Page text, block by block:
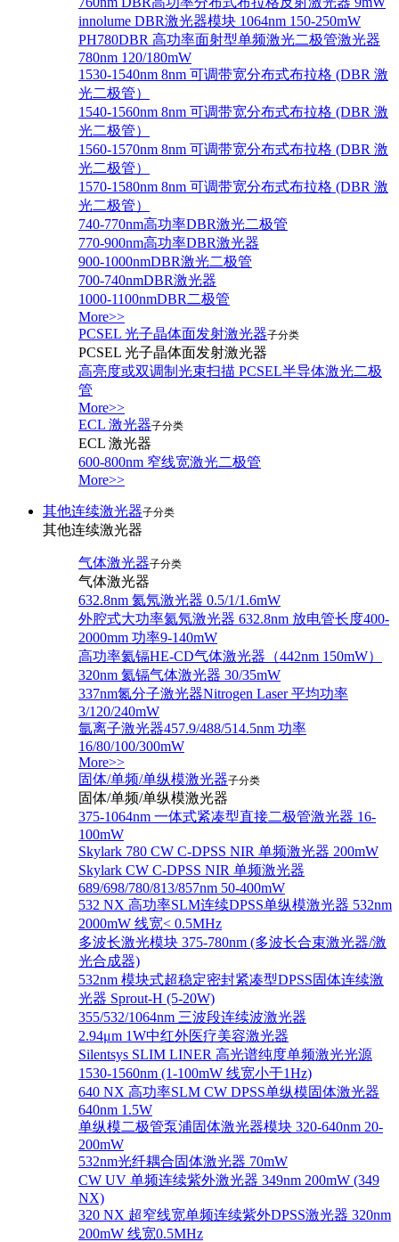
innolume DBR激光器模块 1064nm 150-250mW
PH780DBR 高功率面射型单频激光二极管激光器
780nm 120/180mW
1530-1540nm 8nm 可调带宽分布式布拉格 (DBR 激
光二极管）
1540-1560nm 8nm 可调带宽分布式布拉格 (DBR 激
光二极管）
1560-1570nm 8nm 可调带宽分布式布拉格 (DBR 激
光二极管）
1570-1580nm 8nm 可调带宽分布式布拉格 (DBR 激
光二极管）
740-770nm高功率DBR激光二极管
770-900nm高功率DBR激光器
900-1000nmDBR激光二极管
700-740nmDBR激光器
1000-1100nmDBR二极管
More>>
PCSEL 光子晶体面发射激光器子分类
PCSEL 光子晶体面发射激光器
高亮度或双调制光束扫描 PCSEL半导体激光二极
管
More>>
ECL 激光器子分类
ECL 激光器
600-800nm 窄线宽激光二极管
More>>
其他连续激光器子分类
其他连续激光器
气体激光器子分类
气体激光器
632.8nm 氦氖激光器 0.5/1/1.6mW
外腔式大功率氦氖激光器 632.8nm 放电管长度400-
2000mm 功率9-140mW
高功率氦镉HE-CD气体激光器（442nm 150mW）
320nm 氦镉气体激光器 30/35mW
337nm氮分子激光器Nitrogen Laser 平均功率
3/120/240mW
氩离子激光器457.9/488/514.5nm 功率
16/80/100/300mW
More>>
固体/单频/单纵模激光器子分类
固体/单频/单纵模激光器
375-1064nm 一体式紧凑型直接二极管激光器 16-
100mW
Skylark 780 CW C-DPSS NIR 单频激光器 200mW
Skylark CW C-DPSS NIR 单频激光器
689/698/780/813/857nm 50-400mW
532 NX 高功率SLM连续DPSS单纵模激光器 532nm
2000mW 线宽< 0.5MHz
多波长激光模块 375-780nm (多波长合束激光器/激
光合成器)
532nm 模块式超稳定密封紧凑型DPSS固体连续激
光器 Sprout-H (5-20W)
355/532/1064nm 三波段连续波激光器
2.94μm 1W中红外医疗美容激光器
Silentsys SLIM LINER 高光谱纯度单频激光光源
1530-1560nm (1-100mW 线宽小于1Hz)
640 NX 高功率SLM CW DPSS单纵模固体激光器
640nm 1.5W
单纵模二极管泵浦固体激光器模块 320-640nm 20-
200mW
532nm光纤耦合固体激光器 70mW
CW UV 单频连续紫外激光器 349nm 200mW (349
NX)
320 NX 超窄线宽单频连续紫外DPSS激光器 320nm
200mW 线宽0.5MHz